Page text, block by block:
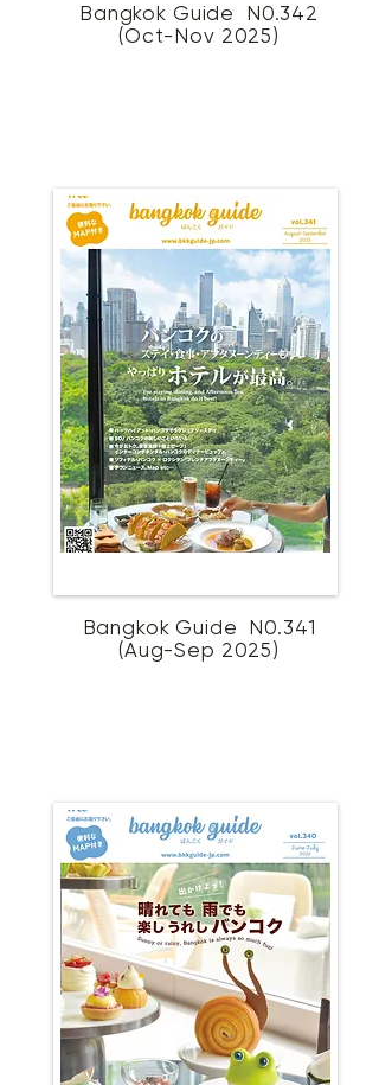
Bangkok Guide N0.342
(Oct-Nov 2025)
Bangkok Guide N0.341
(Aug-Sep 2025)